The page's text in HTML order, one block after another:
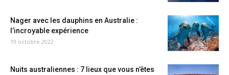
Nager avec les dauphins en Australie :
l’incroyable expérience
19 octobre 2022
Nuits australiennes : 7 lieux que vous n’êtes